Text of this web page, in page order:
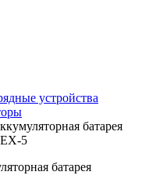
устройства
батарея
5
батарея